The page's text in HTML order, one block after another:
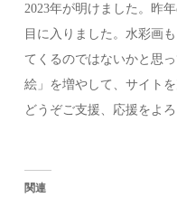
2023年が明けました。昨
目に入りました。水彩画
てくるのではないかと思
絵」を増やして、サイト
どうぞご支援、応援をよ
関連